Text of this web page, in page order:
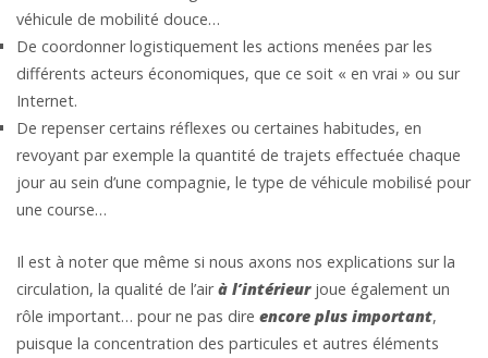
véhicule de mobilité douce…
De coordonner logistiquement les actions menées par les
différents acteurs économiques, que ce soit « en vrai » ou sur
Internet.
De repenser certains réflexes ou certaines habitudes, en
revoyant par exemple la quantité de trajets effectuée chaque
jour au sein d’une compagnie, le type de véhicule mobilisé pour
une course…
Il est à noter que même si nous axons nos explications sur la
circulation, la qualité de l’airà l’intérieur joue également un
rôle important… pour ne pas dire encore plus important,
puisque la concentration des particules et autres éléments